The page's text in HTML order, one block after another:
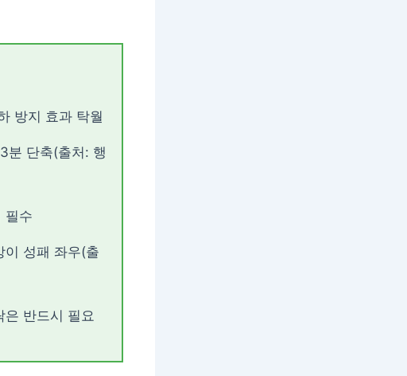
방지 효과 탁월
분 단축(출처: 행
필수
이 성패 좌우(출
은 반드시 필요